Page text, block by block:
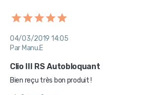
04/03/2019 14:05
Par Manu.E
Clio III RS Autobloquant
Bien reçu très bon produit !